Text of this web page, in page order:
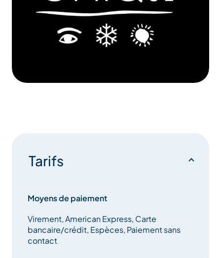
Tarifs
Moyens de paiement
Virement, American Express, Carte
bancaire/crédit, Espèces, Paiement sans
contact